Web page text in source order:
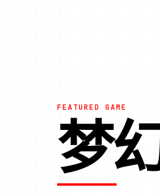
FEATURED GAME
梦